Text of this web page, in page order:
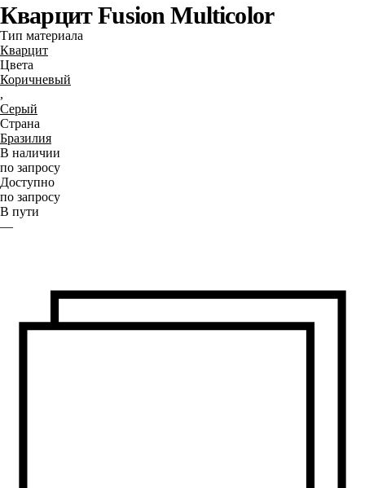
Кварцит Fusion Multicolor
Тип материала
Кварцит
Цвета
Коричневый
,
Серый
Страна
Бразилия
В наличии
по запросу
Доступно
по запросу
В пути
—